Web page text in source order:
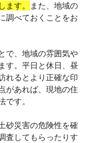
す。
また、地域の
調べておくことをお
で、地域の雰囲気や
す。平日と休日、昼
れるとより正確な印
があれば、現地の住
す。
砂災害の危険性を確
査してもらったりす